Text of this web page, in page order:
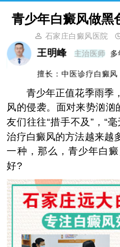
青少年白癜风做黑
石家庄白癜风医院
王明峰 主治医师 多
擅长：中医诊疗白癜风
青少年正值花季雨季
风的侵袭。面对来势汹汹
友们往往“措手不及”，“
治疗白癜风的方法越来越
一种，那么，青少年白
好?